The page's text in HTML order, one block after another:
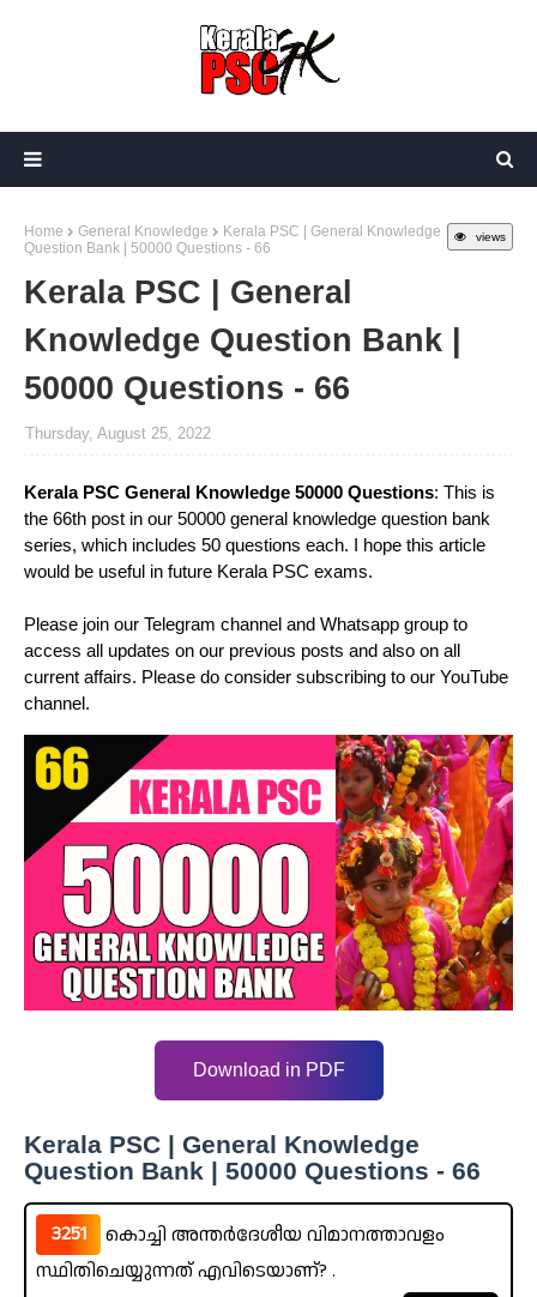
views
Home General Knowledge
Kerala PSC | General Knowledge
Question Bank | 50000 Questions - 66
Kerala PSC | General
Knowledge Question Bank |
50000 Questions - 66
Thursday, August 25, 2022
Kerala PSC General Knowledge 50000 Questions: This is
the 66th post in our 50000 general knowledge question bank
series, which includes 50 questions each. I hope this article
would be useful in future Kerala PSC exams.
Please join our Telegram channel and Whatsapp group to
access all updates on our previous posts and also on all
current affairs. Please do consider subscribing to our YouTube
channel.
Download in PDF
Kerala PSC | General Knowledge
Question Bank | 50000 Questions - 66
3251
കൊച്ചി അന്തർദേശീയ വിമാനത്താവളം
സ്ഥിതിചെയ്യുന്നത് എവിടെയാണ്? .